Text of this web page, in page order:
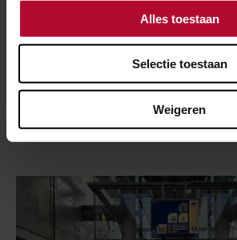
Alles toestaan
Selectie toestaan
Weigeren
Duurzaam aan de slag op